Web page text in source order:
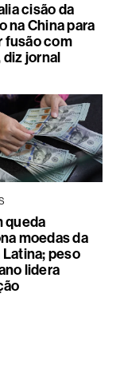
cisão da
na China para
fusão com
jornal
queda
moedas da
peso
lidera